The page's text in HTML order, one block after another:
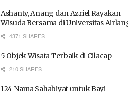
Ashanty, Anang dan Azriel Rayakan
Wisuda Bersama di Universitas
4371 SHARES
5 Objek Wisata Terbaik di Cilacap
210 SHARES
124 Nama Sahabiyat untuk Bayi